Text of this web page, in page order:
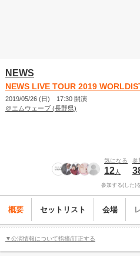
NEWS
NEWS LIVE TOUR 2019
2019/05/26 (日) 17:30 開演
＠エムウェーブ (長野県)
気になる
12人
参
参加する(した)
概要 セットリスト 会場
▼公演情報について指摘/訂正する